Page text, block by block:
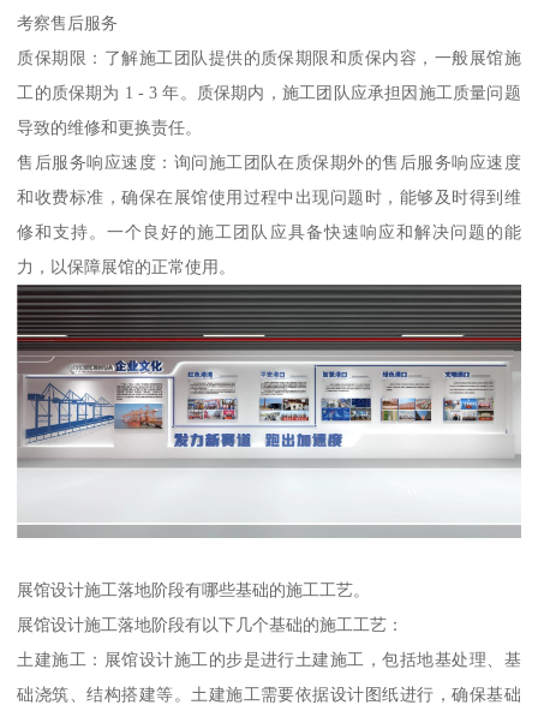
考察售后服务
质保期限：了解施工团队提供的质保期限和质保内容，一般展馆施
工的质保期为 1 - 3 年。质保期内，施工团队应承担因施工质量问题
导致的维修和更换责任。
售后服务响应速度：询问施工团队在质保期外的售后服务响应速度
和收费标准，确保在展馆使用过程中出现问题时，能够及时得到维
修和支持。一个良好的施工团队应具备快速响应和解决问题的能
力，以保障展馆的正常使用。
展馆设计施工落地阶段有哪些基础的施工工艺。
展馆设计施工落地阶段有以下几个基础的施工工艺：
土建施工：展馆设计施工的步是进行土建施工，包括地基处理、基
础浇筑、结构搭建等。土建施工需要依据设计图纸进行，确保基础